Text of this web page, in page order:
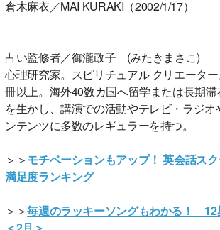
倉木麻衣／MAI KURAKI（2002/1/17）
占い監修者／御瀧政子 (みたきまさこ)
心理研究家。スピリチュアル クリエータ
冊以上。海外40数カ国へ留学または長期
を生かし、講演での活動やテレビ・ラジオ
ンテンツに多数のレギュラーを持つ。
＞＞モチベーションもアップ！ 英会話スク
満足度ランキング
＞＞毎週のラッキーソングもわかる！ 12